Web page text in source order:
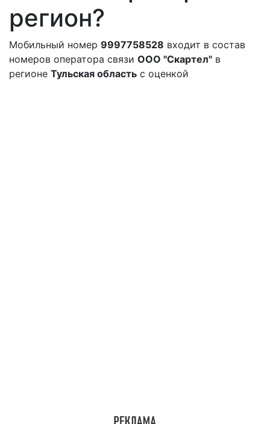
регион?
Мобильный номер 9997758528 входит в состав
номеров оператора связи ООО "Скартел" в
регионе Тульская область с оценкой